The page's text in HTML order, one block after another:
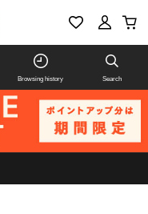
Browsing history Search